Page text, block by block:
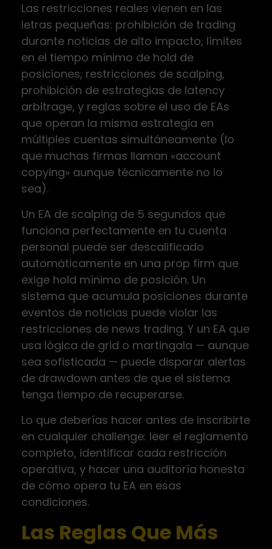
Las restricciones reales vienen en las
letras pequeñas: prohibición de trading
durante noticias de alto impacto, límites
en el tiempo mínimo de hold de
posiciones, restricciones de scalping,
prohibición de estrategias de latency
arbitrage, y reglas sobre el uso de EAs
que operan la misma estrategia en
múltiples cuentas simultáneamente (lo
que muchas firmas llaman «account
copying» aunque técnicamente no lo
sea).
Un EA de scalping de 5 segundos que
funciona perfectamente en tu cuenta
personal puede ser descalificado
automáticamente en una prop firm que
exige hold mínimo de posición. Un
sistema que acumula posiciones durante
eventos de noticias puede violar las
restricciones de news trading. Y un EA que
usa lógica de grid o martingala — aunque
sea sofisticada — puede disparar alertas
de drawdown antes de que el sistema
tenga tiempo de recuperarse.
Lo que deberías hacer antes de inscribirte
en cualquier challenge: leer el reglamento
completo, identificar cada restricción
operativa, y hacer una auditoría honesta
de cómo opera tu EA en esas
condiciones.
Las Reglas Que Más